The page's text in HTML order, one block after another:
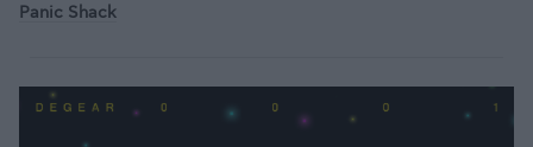
Panic Shack